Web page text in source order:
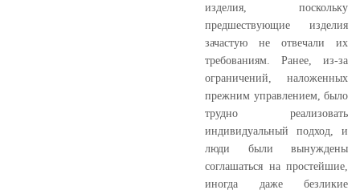
изделия, поскольку
предшествующие изделия
зачастую не отвечали их
требованиям. Ранее, из-за
ограничений, наложенных
прежним управлением, было
трудно реализовать
индивидуальный подход, и
люди были вынуждены
соглашаться на простейшие,
иногда даже безликие